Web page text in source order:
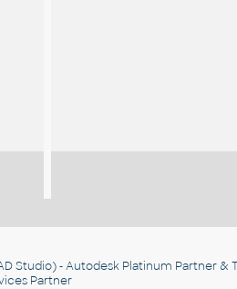
Studio) - Autodesk Platinum Partner &
Partner